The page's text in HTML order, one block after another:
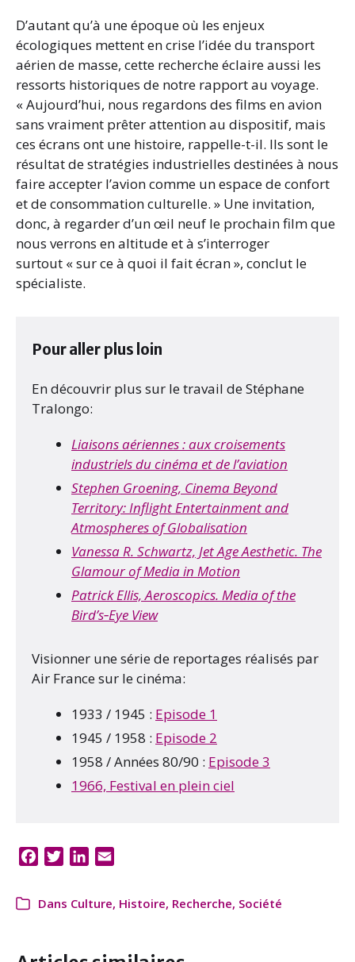
D’autant qu’à une époque où les enjeux
écologiques mettent en crise l’idée du transport
aérien de masse, cette recherche éclaire aussi les
ressorts historiques de notre rapport au voyage.
« Aujourd’hui, nous regardons des films en avion
sans vraiment prêter attention au dispositif, mais
ces écrans ont une histoire, rappelle-t-il. Ils sont le
résultat de stratégies industrielles destinées à nous
faire accepter l’avion comme un espace de confort
et de consommation culturelle. » Une invitation,
donc, à regarder d’un œil neuf le prochain film que
nous verrons en altitude et à s’interroger
surtout « sur ce à quoi il fait écran », conclut le
spécialiste.
Pour aller plus loin
En découvrir plus sur le travail de Stéphane
Tralongo:
Liaisons aériennes : aux croisements
industriels du cinéma et de l’aviation
Stephen Groening, Cinema Beyond
Territory: Inflight Entertainment and
Atmospheres of Globalisation
Vanessa R. Schwartz, Jet Age Aesthetic. The
Glamour of Media in Motion
Patrick Ellis, Aeroscopics. Media of the
Bird’s‑Eye View
Visionner une série de reportages réalisés par
Air France sur le cinéma:
1933 / 1945 : Episode 1
1945 / 1958 : Episode 2
1958 / Années 80/90 : Episode 3
1966, Festival en plein ciel
e
t
e
k
i
Dans Culture, Histoire, Recherche, Société